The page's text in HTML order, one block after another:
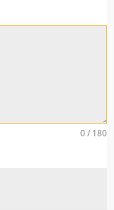
0 / 180